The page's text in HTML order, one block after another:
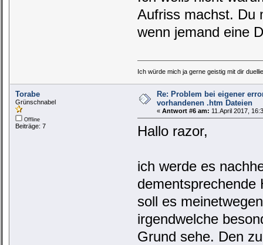
Aufriss machst. Du
wenn jemand eine
Ich würde mich ja gerne geistig mit dir
Torabe
Grünschnabel
Offline
Beiträge: 7
Re: Problem bei eigener
vorhandenen .htm Dateien
« Antwort #6 am: 11.April 2017,
Hallo razor,
ich werde es
dementsprechende
soll es
irgendwelche
Grund sehe. Den